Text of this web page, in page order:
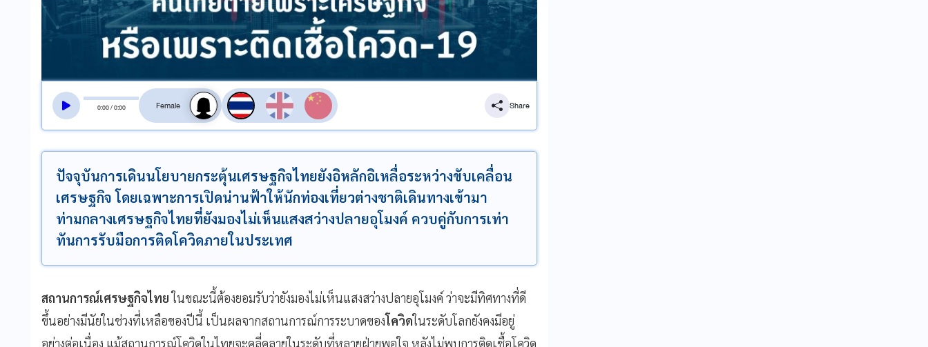
0:00/0:00
สลับเสียงอ่าน
Share
ปัจจุบันการเดินนโยบายกระตุ้นเศรษฐกิจไทยยังอิหลักอิเหลื่อระหว่างขับเคลื่อน
เศรษฐกิจ โดยเฉพาะการเปิดน่านฟ้าให้นักท่องเที่ยวต่างชาติเดินทางเข้ามา
ท่ามกลางเศรษฐกิจไทยที่ยังมองไม่เห็นแสงสว่างปลายอุโมงค์ ควบคู่กับการเท่า
ทันการรับมือการติดโควิดภายในประเทศ
สถานการณ์เศรษฐกิจไทยในขณะนี้ต้องยอมรับว่ายังมองไม่เห็นแสงสว่างปลายอุโมงค์ ว่าจะมีทิศทางที่ดี
ขึ้นอย่างมีนัยในช่วงที่เหลือของปีนี้ เป็นผลจากสถานการณ์การระบาดของโควิดในระดับโลกยังคงมีอยู่
อย่างต่อเนื่อง แม้สถานการณ์โควิดในไทยจะคลี่คลายในระดับที่หลายฝ่ายพอใจ หลังไม่พบการติดเชื้อโควิด